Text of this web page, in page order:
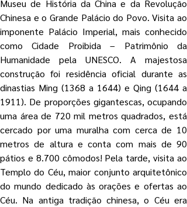
Museu de História da China e da Revolução
Chinesa e o Grande Palácio do Povo. Visita ao
imponente Palácio Imperial, mais conhecido
como Cidade Proibida – Patrimônio da
Humanidade pela UNESCO. A majestosa
construção foi residência oficial durante as
dinastias Ming (1368 a 1644) e Qing (1644 a
1911). De proporções gigantescas, ocupando
uma área de 720 mil metros quadrados, está
cercado por uma muralha com cerca de 10
metros de altura e conta com mais de 90
pátios e 8.700 cômodos! Pela tarde, visita ao
Templo do Céu, maior conjunto arquitetônico
do mundo dedicado às orações e ofertas ao
Céu. Na antiga tradição chinesa, o Céu era